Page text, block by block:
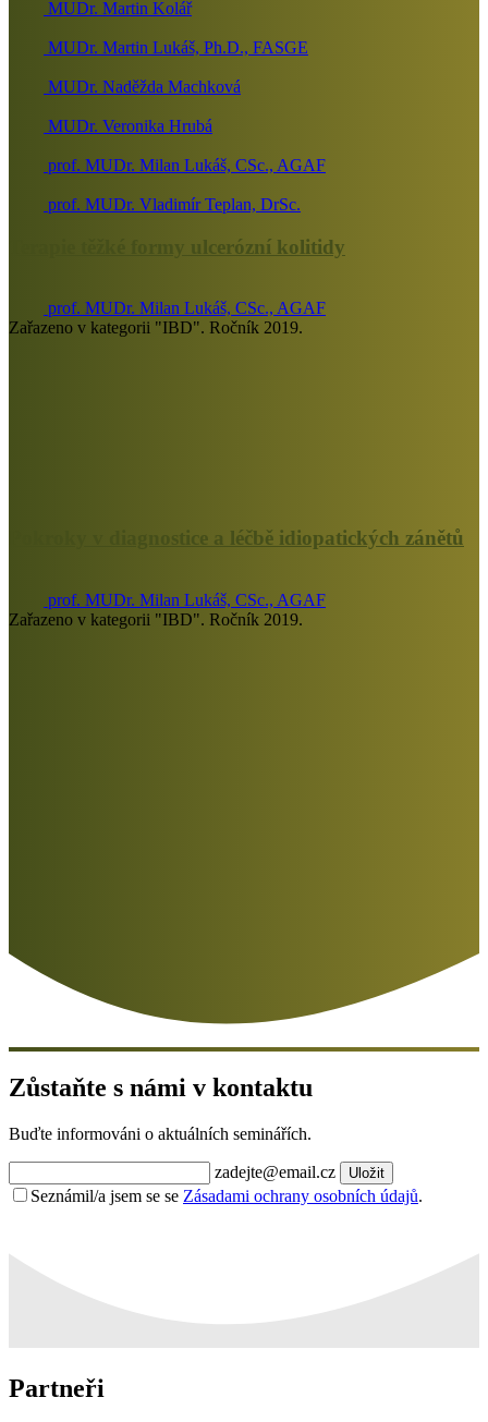
MUDr. Martin Kolář
MUDr. Martin Lukáš, Ph.D., FASGE
MUDr. Naděžda Machková
MUDr. Veronika Hrubá
prof. MUDr. Milan Lukáš, CSc., AGAF
prof. MUDr. Vladimír Teplan, DrSc.
Terapie těžké formy ulcerózní kolitidy
prof. MUDr. Milan Lukáš, CSc., AGAF
Zařazeno v kategorii "IBD". Ročník 2019.
Pokroky v diagnostice a léčbě idiopatických zánětů
prof. MUDr. Milan Lukáš, CSc., AGAF
Zařazeno v kategorii "IBD". Ročník 2019.
Zůstaňte s námi v kontaktu
Buďte informováni o aktuálních seminářích.
zadejte@email.cz Uložit
Seznámil/a jsem se se Zásadami ochrany osobních údajů.
Partneři